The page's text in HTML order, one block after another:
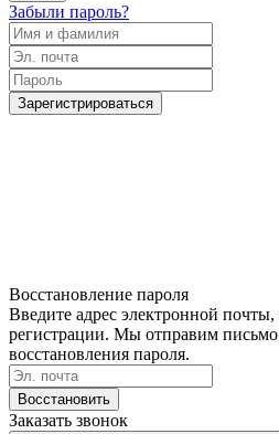
Забыли пароль?
Зарегистрироваться
Восстановление пароля
Введите адрес электронной
регистрации. Мы отправим
восстановления пароля.
Восстановить
Заказать звонок